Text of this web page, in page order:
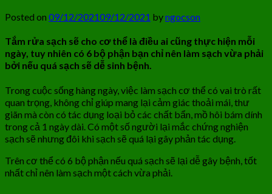
Posted on 09/12/202109/12/2021 byngocson
Tắm rửa sạch sẽ cho cơ thể là điều ai cũng thực hiện mỗi
ngày, tuy nhiên có 6 bộ phận bạn chỉ nên làm sạch vừa phải
bởi nếu quá sạch sẽ dễ sinh bệnh.
Trong cuộc sống hàng ngày, việc làm sạch cơ thể có vai trò rất
quan trọng, không chỉ giúp mang lại cảm giác thoải mái, thư
giãn mà còn có tác dụng loại bỏ các chất bẩn, mồ hôi bám dính
trong cả 1 ngày dài. Có một số người lại mắc chứng nghiện
sạch sẽ nhưng đôi khi sạch sẽ quá lại gây phản tác dụng.
Trên cơ thể có 6 bộ phận nếu quá sạch sẽ lại dễ gây bệnh, tốt
nhất chỉ nên làm sạch một cách vừa phải.